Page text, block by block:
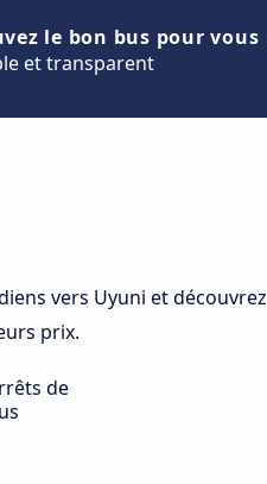
le bon bus pour vous
et transparent
vers Uyuni et découvrez
prix.
de